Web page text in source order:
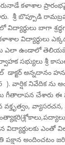
కళాశాల
శ్రీ బొప్పూడి
బాగా
విద్యార్థులు
ఎలా ఉండాలో
సభ్యులు శ్రీ
డాక్టర్ అన్నదానం
వార్షిక నివేదిక ను
గీతాలాపన చేశారు ఈ
వ్యాసరచన,
ఎంతో
పక్షాన అందించటం